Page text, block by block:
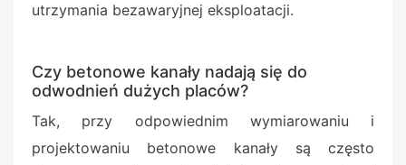
utrzymania bezawaryjnej eksploatacji.
Czy betonowe kanały nadają się do
odwodnień dużych placów?
Tak, przy odpowiednim wymiarowaniu i
projektowaniu betonowe kanały są często